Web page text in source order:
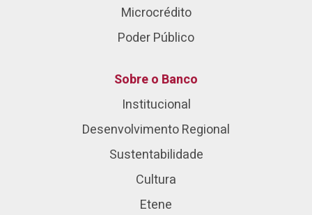
Microcrédito
Poder Público
Sobre o Banco
Institucional
Desenvolvimento Regional
Sustentabilidade
Cultura
Etene